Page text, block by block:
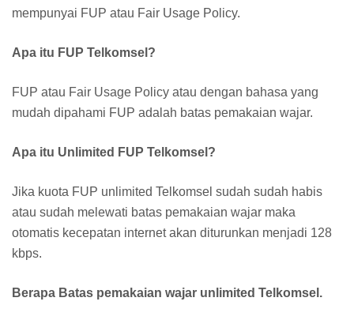
mempunyai FUP atau Fair Usage Policy.
Apa itu FUP Telkomsel?
FUP atau Fair Usage Policy atau dengan bahasa yang
mudah dipahami FUP adalah batas pemakaian wajar.
Apa itu Unlimited FUP Telkomsel?
Jika kuota FUP unlimited Telkomsel sudah sudah habis
atau sudah melewati batas pemakaian wajar maka
otomatis kecepatan internet akan diturunkan menjadi 128
kbps.
Berapa Batas pemakaian wajar unlimited Telkomsel.